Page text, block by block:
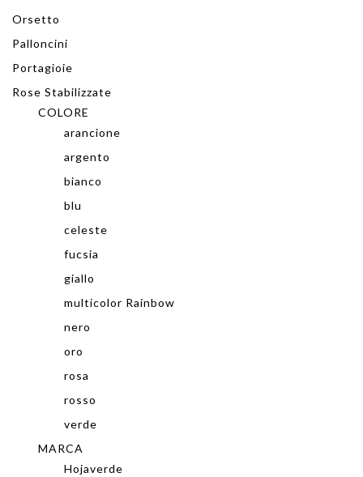
Orsetto
Palloncini
Portagioie
Rose Stabilizzate
COLORE
arancione
argento
bianco
blu
celeste
fucsia
giallo
multicolor Rainbow
nero
oro
rosa
rosso
verde
MARCA
Hojaverde